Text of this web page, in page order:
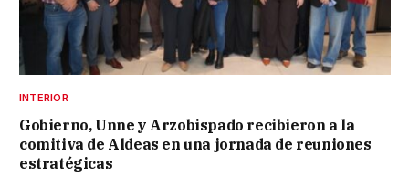
INTERIOR
Gobierno, Unne y Arzobispado recibieron a la
comitiva de Aldeas en una jornada de reuniones
estratégicas